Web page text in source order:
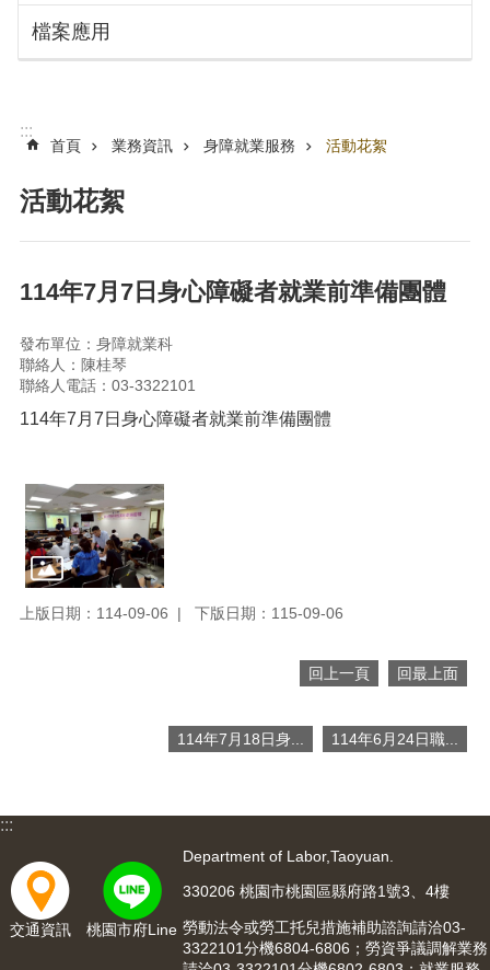
訊
息
公
識
動
局
通
錄
業
務
便
民
服
務
政
應
回
首
頁
檔案應用
:::
首頁 業務資訊 身障就業服務 活動花絮
活動花絮
114年7月7日身心障礙者就業前準備團體
發布單位：身障就業科
聯絡人：陳桂琴
聯絡人電話：03-3322101
114年7月7日身心障礙者就業前準備團體
上版日期：114-09-06 下版日期：115-09-06
回上一頁 回最上面
114年7月18日身... 114年6月24日職...
:::
交通資訊 桃園市府Line
Department of Labor,Taoyuan.
330206 桃園市桃園區縣府路1號3、4樓
勞動法令或勞工托兒措施補助諮詢請洽03-
3322101分機6804-6806；勞資爭議調解業務